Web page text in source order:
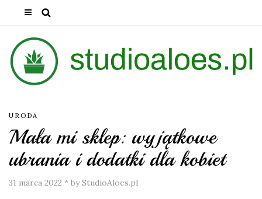
URODA
Mała mi sklep: wyjątkowe
ubrania i dodatki dla kobiet
31 marca 2022 * by StudioAloes.pl